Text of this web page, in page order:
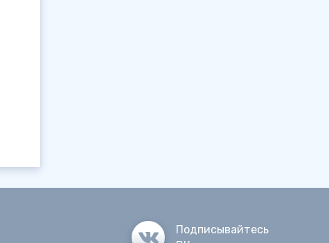
Подписывайтесь